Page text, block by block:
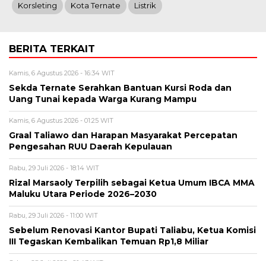
Korsleting Kota Ternate Listrik
BERITA TERKAIT
Kamis, 6 Agustus 2026 - 16:34 WIT
Sekda Ternate Serahkan Bantuan Kursi Roda dan
Uang Tunai kepada Warga Kurang Mampu
Kamis, 6 Agustus 2026 - 01:25 WIT
Graal Taliawo dan Harapan Masyarakat Percepatan
Pengesahan RUU Daerah Kepulauan
Rabu, 29 Juli 2026 - 18:14 WIT
Rizal Marsaoly Terpilih sebagai Ketua Umum IBCA MMA
Maluku Utara Periode 2026–2030
Rabu, 29 Juli 2026 - 11:00 WIT
Sebelum Renovasi Kantor Bupati Taliabu, Ketua Komisi
III Tegaskan Kembalikan Temuan Rp1,8 Miliar